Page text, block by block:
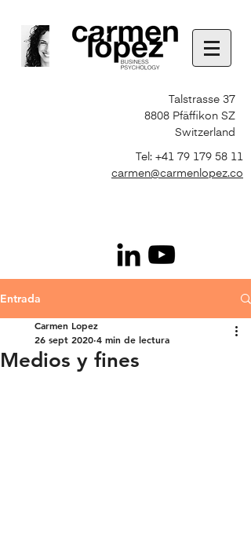
Talstrasse 37
8808 Pfäffikon SZ
Switzerland
Tel: +41 79 179 58 11
carmen@carmenlopez.co
Entrada
Medios y fines
Carmen Lopez
26 sept 2020 4 min de lectura